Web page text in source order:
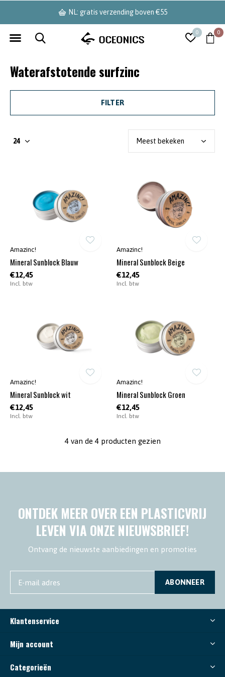
0 0
NL: gratis verzending boven €55
Waterafstotende surfzinc
FILTER
Amazinc!
Mineral Sunblock Blauw
€12,45
Incl. btw
Amazinc!
Mineral Sunblock Beige
€12,45
Incl. btw
Amazinc!
Mineral Sunblock wit
€12,45
Incl. btw
Amazinc!
Mineral Sunblock Groen
€12,45
Incl. btw
4 van de 4 producten gezien
ONTDEK MEER OVER EEN PLASTICVRIJ
LEVEN VIA ONZE NIEUWSBRIEF!
Ontvang de nieuwste aanbiedingen en promoties
ABONNEER
Klantenservice
Mijn account
Categorieën